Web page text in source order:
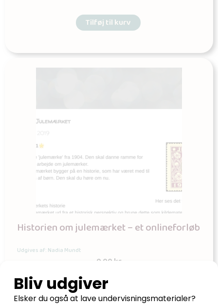
Tilføj til kurv
Historien om julemærket – et onlineforløb
Udgives af: Nadia Mundt
0,00kr
Læs mere